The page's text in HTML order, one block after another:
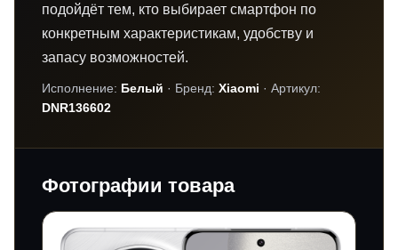
подойдёт тем, кто выбирает смартфон по
конкретным характеристикам, удобству и
запасу возможностей.
Исполнение: Белый · Бренд: Xiaomi · Артикул:
DNR136602
Фотографии товара